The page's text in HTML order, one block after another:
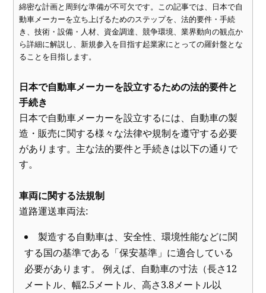
綿密な計画と周到な準備が不可欠です。この記事では、日本で自
動車メーカーを立ち上げるためのステップを、法的要件・手続
き、技術・設備・人材、資金調達、競争環境、業界動向の観点か
ら詳細に解説し、新規参入を目指す起業家にとっての羅針盤とな
ることを目指します。
日本で自動車メーカーを設立するための法的要件と
手続き
日本で自動車メーカーを設立するには、自動車の製
造・販売に関する様々な法律や規制を遵守する必要
があります。主な法的要件と手続きは以下の通りで
す。
車両に関する法規制
道路運送車両法:
製造する自動車は、安全性、環境性能などに関
する国の基準である「保安基準」に適合している
必要があります。 例えば、自動車の寸法（長さ12
メートル、幅2.5メートル、高さ3.8メートル以